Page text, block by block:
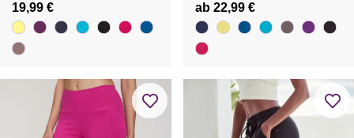
19,99 €
ab 22,99 €